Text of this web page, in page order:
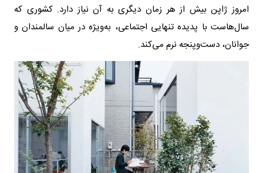
امروز ژاپن بیش از هر زمان دیگری به آن نیاز دارد. کشوری که
سال‌هاست با پدیده تنهایی اجتماعی، به‌ویژه در میان سالمندان و
جوانان، دست‌وپنجه نرم می‌کند.